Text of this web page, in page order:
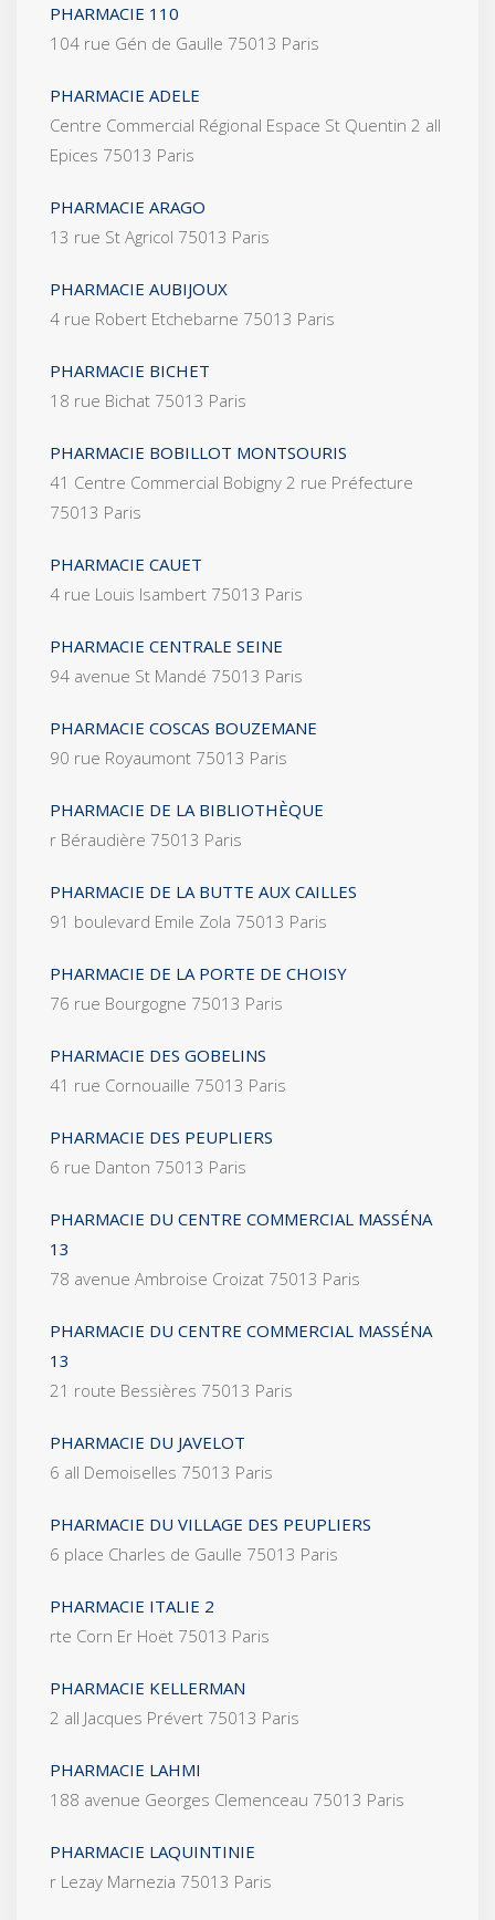
PHARMACIE 110
104 rue Gén de Gaulle 75013 Paris
PHARMACIE ADELE
Centre Commercial Régional Espace St Quentin 2 all
Epices 75013 Paris
PHARMACIE ARAGO
13 rue St Agricol 75013 Paris
PHARMACIE AUBIJOUX
4 rue Robert Etchebarne 75013 Paris
PHARMACIE BICHET
18 rue Bichat 75013 Paris
PHARMACIE BOBILLOT MONTSOURIS
41 Centre Commercial Bobigny 2 rue Préfecture
75013 Paris
PHARMACIE CAUET
4 rue Louis Isambert 75013 Paris
PHARMACIE CENTRALE SEINE
94 avenue St Mandé 75013 Paris
PHARMACIE COSCAS BOUZEMANE
90 rue Royaumont 75013 Paris
PHARMACIE DE LA BIBLIOTHÈQUE
r Béraudière 75013 Paris
PHARMACIE DE LA BUTTE AUX CAILLES
91 boulevard Emile Zola 75013 Paris
PHARMACIE DE LA PORTE DE CHOISY
76 rue Bourgogne 75013 Paris
PHARMACIE DES GOBELINS
41 rue Cornouaille 75013 Paris
PHARMACIE DES PEUPLIERS
6 rue Danton 75013 Paris
PHARMACIE DU CENTRE COMMERCIAL MASSÉNA
13
78 avenue Ambroise Croizat 75013 Paris
PHARMACIE DU CENTRE COMMERCIAL MASSÉNA
13
21 route Bessières 75013 Paris
PHARMACIE DU JAVELOT
6 all Demoiselles 75013 Paris
PHARMACIE DU VILLAGE DES PEUPLIERS
6 place Charles de Gaulle 75013 Paris
PHARMACIE ITALIE 2
rte Corn Er Hoët 75013 Paris
PHARMACIE KELLERMAN
2 all Jacques Prévert 75013 Paris
PHARMACIE LAHMI
188 avenue Georges Clemenceau 75013 Paris
PHARMACIE LAQUINTINIE
r Lezay Marnezia 75013 Paris